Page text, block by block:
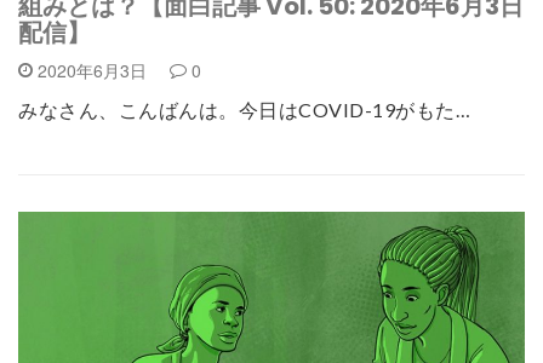
配信】
2020年6月3日 0
みなさん、こんばんは。今日はCOVID-19がもた…